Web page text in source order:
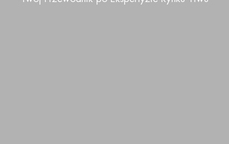
Sporty na świeżym powietrzu